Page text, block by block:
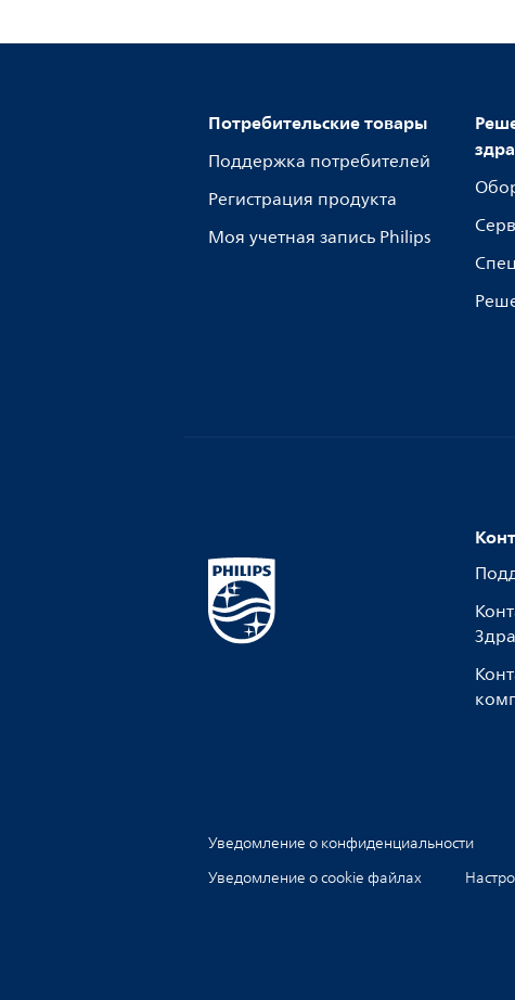
Потребительские товары
Поддержка потребителей
Регистрация продукта
Моя учетная запись Philips
Уведомление о конфиденциальности
Уведомление о cookie файлах